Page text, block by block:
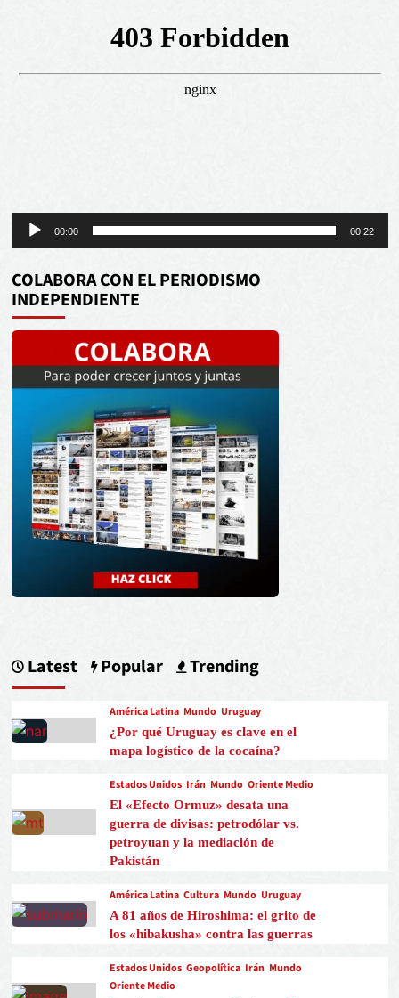
Reproductor
de
audio
00:00 00:22
COLABORA CON EL PERIODISMO
INDEPENDIENTE
Latest Popular Trending
América Latina Mundo Uruguay
¿Por qué Uruguay es clave en el
mapa logístico de la cocaína?
Estados Unidos Irán Mundo Oriente Medio
El «Efecto Ormuz» desata una
guerra de divisas: petrodólar vs.
petroyuan y la mediación de
Pakistán
América Latina Cultura Mundo Uruguay
A 81 años de Hiroshima: el grito de
los «hibakusha» contra las guerras
Estados Unidos Geopolítica Irán Mundo
Oriente Medio